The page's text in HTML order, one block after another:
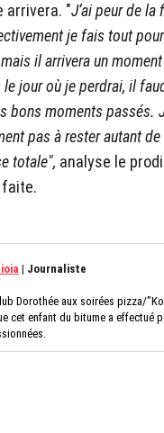
arrivera. "J’ai peur de la
je fais tout
il arrivera un
jour où je perdrai, il
bons moments passés.
pas à rester autant de
totale", analyse le
faite.
| Journaliste
Dorothée aux soirées pizza/
cet enfant du bitume a effectué